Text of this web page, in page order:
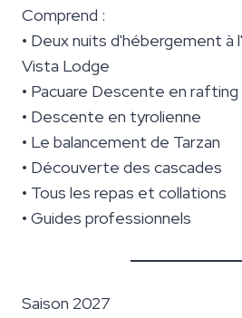
Comprend :
• Deux nuits d'hébergement
Vista Lodge
• Pacuare Descente en rafting
• Descente en tyrolienne
• Le balancement de Tarzan
• Découverte des cascades
• Tous les repas et collations
• Guides professionnels
Saison 2027